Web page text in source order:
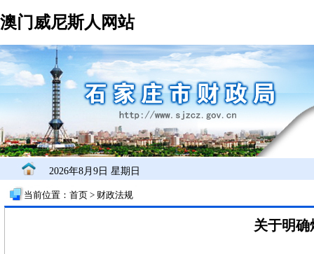
澳门威尼斯人网站
2026年8月9日 星期日
当前位置： 首页 > 财政法规
关于明